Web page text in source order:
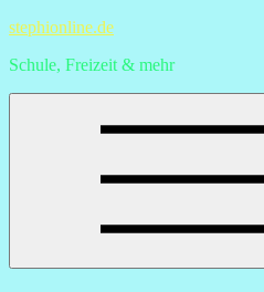
Skip
content
stephionline.de
Schule, Freizeit & mehr